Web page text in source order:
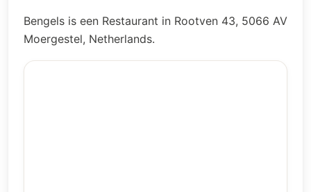
Bengels is een Restaurant in Rootven 43, 5066 AV
Moergestel, Netherlands.